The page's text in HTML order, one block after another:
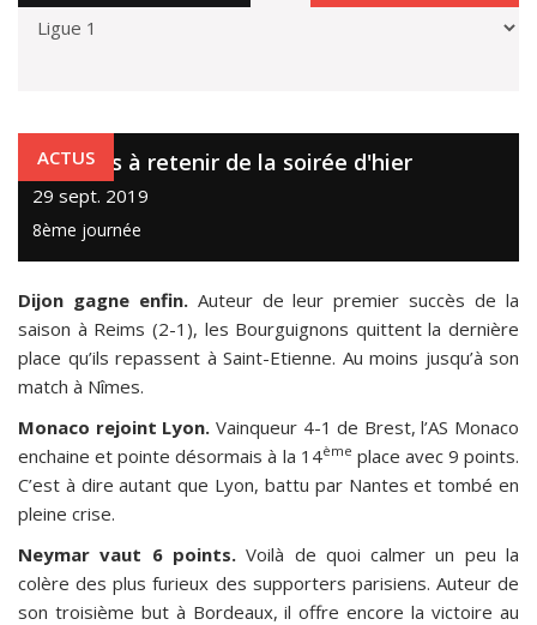
ACTUS
5 choses à retenir de la soirée d'hier
29 sept. 2019
8ème journée
Dijon gagne enfin.Auteur de leur premier succès de la
saison à Reims (2-1), les Bourguignons quittent la dernière
place qu’ils repassent à Saint-Etienne. Au moins jusqu’à son
match à Nîmes.
Monaco rejoint Lyon. Vainqueur 4-1 de Brest, l’AS Monaco
enchaine et pointe désormais à la 14ème place avec 9 points.
C’est à dire autant que Lyon, battu par Nantes et tombé en
pleine crise.
Neymar vaut 6 points.Voilà de quoi calmer un peu la
colère des plus furieux des supporters parisiens. Auteur de
son troisième but à Bordeaux, il offre encore la victoire au